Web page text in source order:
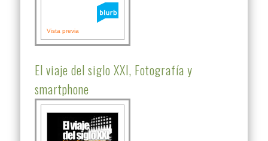
Vista previa
El viaje del siglo XXI, Fotografía y
smartphone